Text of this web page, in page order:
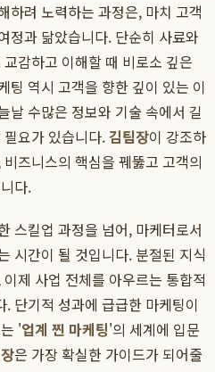
하려 노력하는 과정은, 마치 고객
정과 닮았습니다. 단순히 사료와
감하고 이해할 때 비로소 깊은
팅 역시 고객을 향한 깊이 있는 이
날 수많은 정보와 기술 속에서 길
요가 있습니다.김팀장이 강조하
즈니스의 핵심을 꿰뚫고 고객의
다.
스킬업 과정을 넘어, 마케터로서
시간이 될 것입니다. 분절된 지식
제 사업 전체를 아우르는 통합적
단기적 성과에 급급한 마케팅이
'업계 찐 마케팅'의 세계에 입문
은 가장 확실한 가이드가 되어줄